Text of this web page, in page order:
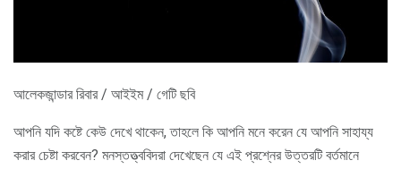
আলেকজান্ডার রিবার / আইইম / গেটি ছবি
আপনি যদি কষ্টে কেউ দেখে থাকেন, তাহলে কি আপনি মনে করেন যে আপনি সাহায্য
করার চেষ্টা করবেন? মনস্তত্ত্ববিদরা দেখেছেন যে এই প্রশ্নের উত্তরটি বর্তমানে